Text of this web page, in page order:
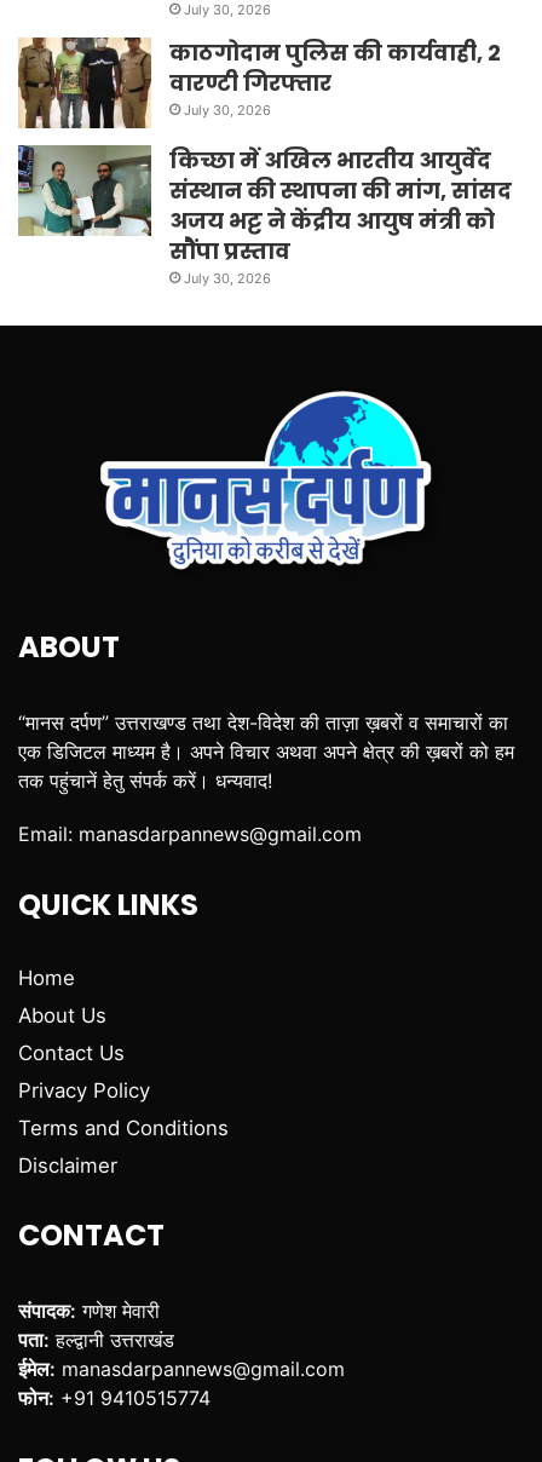
July 30, 2026
काठगोदाम पुलिस की कार्यवाही, 2
वारण्टी गिरफ्तार
July 30, 2026
किच्छा में अखिल भारतीय आयुर्वेद
संस्थान की स्थापना की मांग, सांसद
अजय भट्ट ने केंद्रीय आयुष मंत्री को
सौंपा प्रस्ताव
July 30, 2026
ABOUT
“मानस दर्पण” उत्तराखण्ड तथा देश-विदेश की ताज़ा ख़बरों व समाचारों का
एक डिजिटल माध्यम है। अपने विचार अथवा अपने क्षेत्र की ख़बरों को हम
तक पहुंचानें हेतु संपर्क करें। धन्यवाद!
Email: manasdarpannews@gmail.com
QUICK LINKS
Home
About Us
Contact Us
Privacy Policy
Terms and Conditions
Disclaimer
CONTACT
संपादक: गणेश मेवारी
पता: हल्द्वानी उत्तराखंड
ईमेल: manasdarpannews@gmail.com
फोन: +91 9410515774